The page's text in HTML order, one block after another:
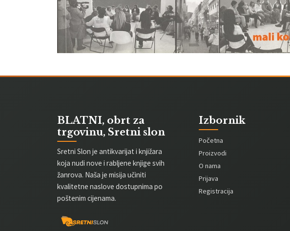
BLATNI, obrt za
trgovinu, Sretni slon
Sretni Slon je antikvarijat i knjižara
koja nudi nove i rabljene knjige svih
žanrova. Naša je misija učiniti
kvalitetne naslove dostupnima po
poštenim cijenama.
Izbornik
Početna
Proizvodi
O nama
Prijava
Registracija